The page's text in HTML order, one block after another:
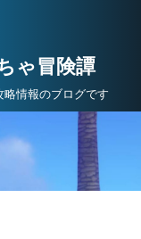
ゃ冒険譚
略情報のブログです